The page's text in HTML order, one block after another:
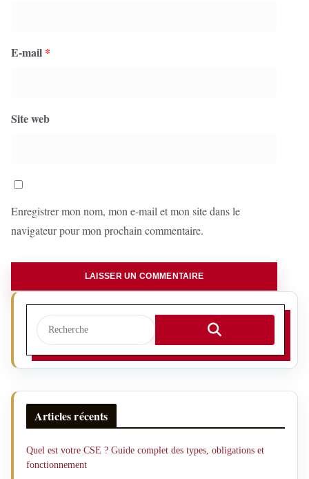
E-mail *
Site web
Enregistrer mon nom, mon e-mail et mon site dans le
navigateur pour mon prochain commentaire.
Articles récents
Quel est votre CSE ? Guide complet des types, obligations et
fonctionnement